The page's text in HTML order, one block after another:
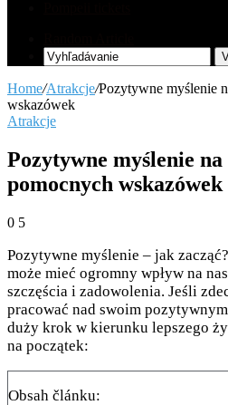
Home/Atrakcje/Pozytywne myślenie
wskazówek
Atrakcje
Pozytywne myślenie
pomocnych wskazówek
0 5
Pozytywne myślenie – jak
może mieć ogromny wpływ na
szczęścia i zadowolenia. Jeśli
pracować nad swoim
duży krok w kierunku lepszego
na początek:
Obsah článku: